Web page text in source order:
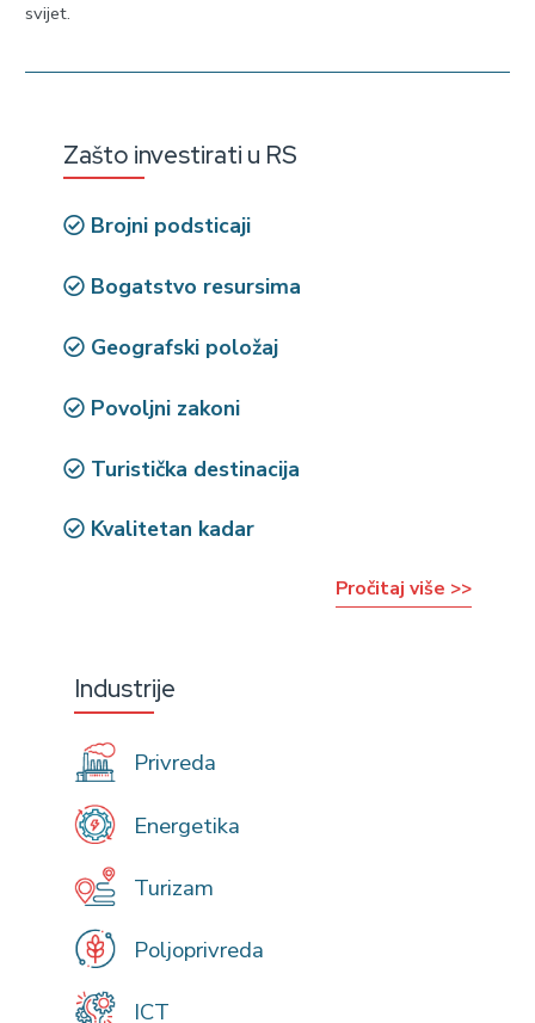
svijet.
Zašto investirati u RS
Brojni podsticaji
Bogatstvo resursima
Geografski položaj
Povoljni zakoni
Turistička destinacija
Kvalitetan kadar
Pročitaj više >>
Industrije
Privreda
Energetika
Turizam
Poljoprivreda
ICT